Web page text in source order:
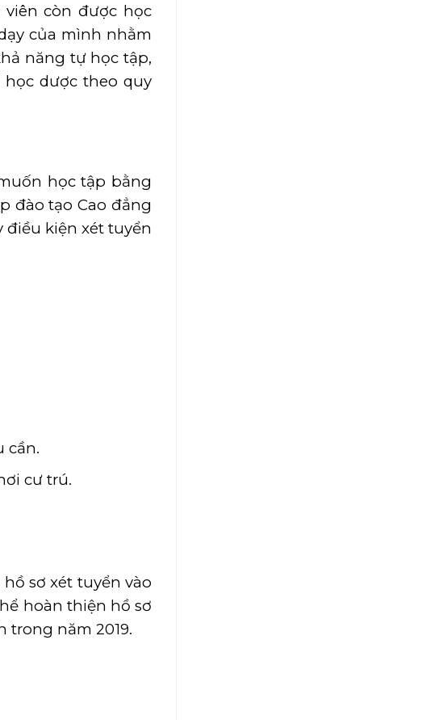
còn được học
của mình nhằm
năng tự học tập,
dược theo quy
học tập bằng
đào tạo Cao đẳng
điều kiện xét tuyển
cần.
cư trú.
sơ xét tuyển vào
hoàn thiện hồ sơ
trong năm 2019.